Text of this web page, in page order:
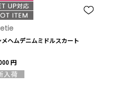
メヘムデニムミドルスカート
円